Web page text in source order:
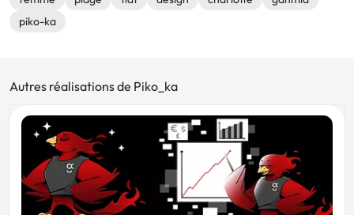
piko-ka
Autres réalisations de Piko_ka